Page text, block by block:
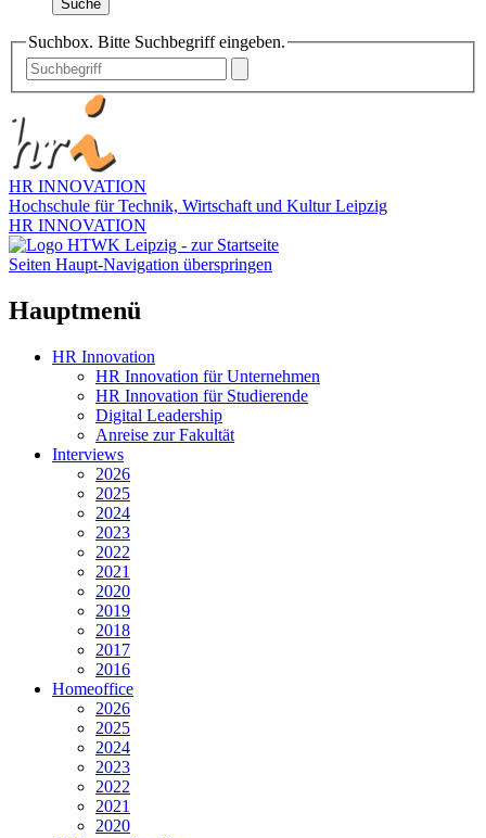
Suche
Suchbox. Bitte Suchbegriff eingeben.
HR INNOVATION
Hochschule für Technik, Wirtschaft und Kultur Leipzig
HR INNOVATION
Seiten Haupt-Navigation überspringen
Hauptmenü
HR Innovation
HR Innovation für Unternehmen
HR Innovation für Studierende
Digital Leadership
Anreise zur Fakultät
Interviews
2026
2025
2024
2023
2022
2021
2020
2019
2018
2017
2016
Homeoffice
2026
2025
2024
2023
2022
2021
2020